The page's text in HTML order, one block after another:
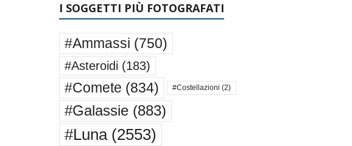
I SOGGETTI PIÙ FOTOGRAFATI
#Ammassi (750)
#Asteroidi (183)
#Comete (834) #Costellazioni (2)
#Galassie(883)
#Luna(2553)